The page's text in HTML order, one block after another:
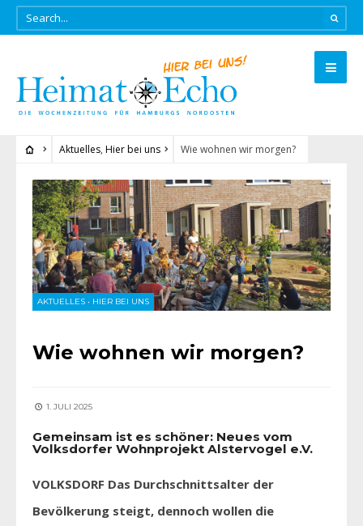
Aktuelles, Hier bei uns Wie wohnen wir morgen?
AKTUELLES • HIER BEI UNS
Wie wohnen wir morgen?
1. JULI 2025
Gemeinsam ist es schöner: Neues vom
Volksdorfer Wohnprojekt Alstervogel e.V.
VOLKSDORF Das Durchschnittsalter der
Bevölkerung steigt, dennoch wollen die